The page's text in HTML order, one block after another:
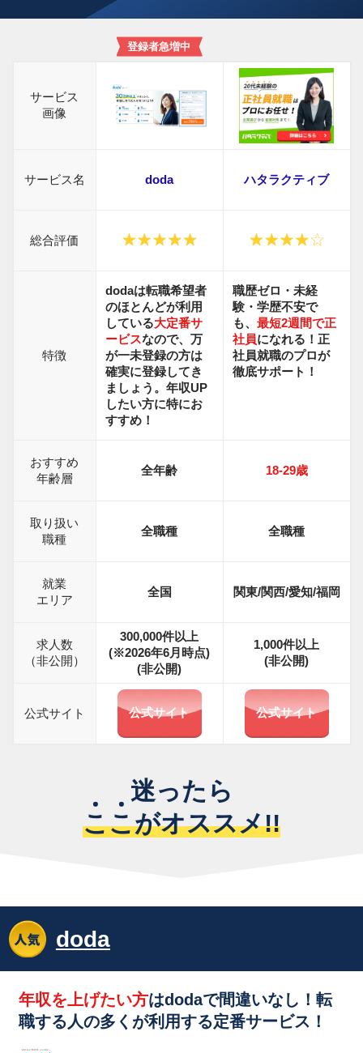
サービス
画像
登録者急増中
サービス名 doda ハタラクティブ
総合評価
特徴
dodaは転職希望者
のほとんどが利用
している大定番サ
ービスなので、万
が一未登録の方は
確実に登録してき
ましょう。年収UP
したい方に特にお
すすめ！
職歴ゼロ・未経
験・学歴不安で
も、最短2週間で正
社員になれる！正
社員就職のプロが
徹底サポート！
おすすめ
年齢層
全年齢 18-29歳
取り扱い
職種
全職種 全職種
就業
エリア
全国 関東/関西/愛知/福岡
求人数
（非公開）
300,000件以上
(※2026年6月時点)
(非公開)
1,000件以上
(非公開)
公式サイト 公式サイト 公式サイト
迷ったら
ここがオススメ!!
doda
年収を上げたい方はdodaで間違いなし！転
職する人の多くが利用する定番サービス！